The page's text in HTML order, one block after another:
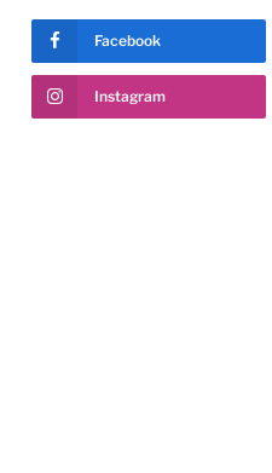
Facebook
Instagram